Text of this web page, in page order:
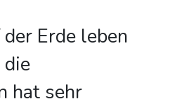
Erde leben
hat sehr